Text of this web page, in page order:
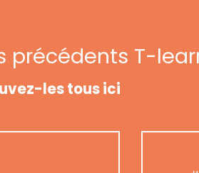
précédents T-
les tous ici